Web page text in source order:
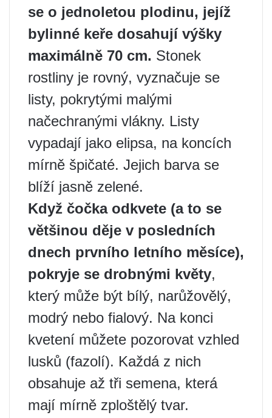
se o jednoletou plodinu, jejíž
bylinné keře dosahují výšky
maximálně 70 cm. Stonek
rostliny je rovný, vyznačuje se
listy, pokrytými malými
načechranými vlákny. Listy
vypadají jako elipsa, na koncích
mírně špičaté. Jejich barva se
blíží jasně zelené.
Když čočka odkvete (a to se
většinou děje v posledních
dnech prvního letního měsíce),
pokryje se drobnými květy,
který může být bílý, narůžovělý,
modrý nebo fialový. Na konci
kvetení můžete pozorovat vzhled
lusků (fazolí). Každá z nich
obsahuje až tři semena, která
mají mírně zploštělý tvar.